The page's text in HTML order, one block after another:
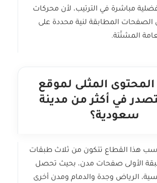
مباشرة في الترتيب، لأن محركات
المطابقة لنية محددة على
المشتّتة.
المحتوى المثلى لموقع
في أكثر من مدينة
سعودية؟
هذا القطاع تتكون من ثلاث طبقات
الأولى صفحات مدن، بحيث تحصل
الرياض وجدة والدمام ومدن أخرى